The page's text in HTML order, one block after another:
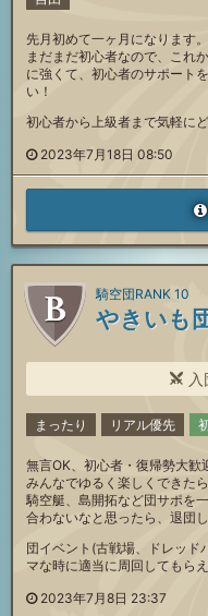
先月初めて一ヶ月になります
まだまだ初心者なので、これ
に強くて、初心者のサポート
い！
初心者から上級者まで気軽にど
2023年7月18日 08:50
やきいも
騎空団RANK 10
まったり リアル優先
無言OK、初心者・復帰勢大歓
みんなでゆるく楽しくできた
騎空艇、島開拓など団サポを
合わないなと思ったら、退団
団イベント(古戦場、ドレッド
マな時に適当に周回してもら
2023年7月8日 23:37